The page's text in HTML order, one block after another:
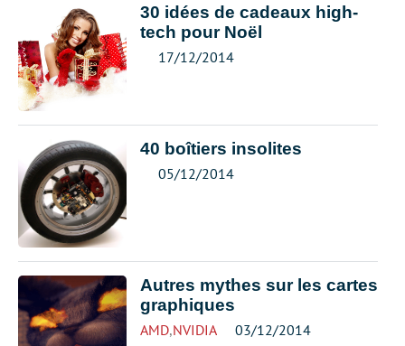
30 idées de cadeaux high-
tech pour Noël
17/12/2014
40 boîtiers insolites
05/12/2014
Autres mythes sur les cartes
graphiques
AMD,NVIDIA 03/12/2014